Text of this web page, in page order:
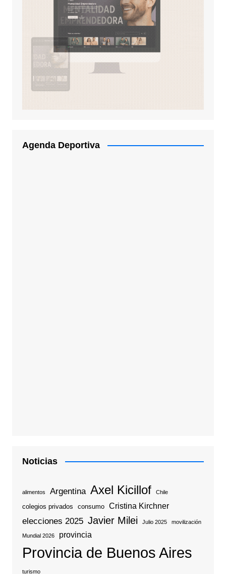
Agenda Deportiva
Noticias
alimentos Argentina Axel Kicillof Chile
colegios privados consumo Cristina Kirchner
elecciones 2025 Javier Milei Julio 2025 movilización
Mundial 2026 provincia
Provincia de Buenos Aires
turismo